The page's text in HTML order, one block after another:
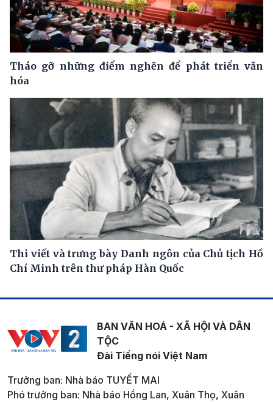
Tháo gỡ những điểm nghẽn để phát triển văn
hóa
Thi viết và trưng bày Danh ngôn của Chủ tịch Hồ
Chí Minh trên thư pháp Hàn Quốc
BAN VĂN HOÁ - XÃ HỘI VÀ DÂN
TỘC
Đài Tiếng nói Việt Nam
Trưởng ban: Nhà báo TUYẾT MAI
Phó trưởng ban: Nhà báo Hồng Lan, Xuân Thọ, Xuân